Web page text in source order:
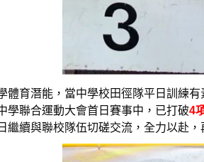
體育潛能，當中學校田徑隊平日訓練
學聯合運動大會首日賽事中，已打破4
繼續與聯校隊伍切磋交流，全力以赴，